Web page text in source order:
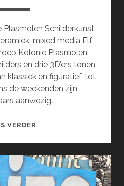
Schilderkunst,
mixed media Elf
Kolonie Plasmolen,
en drie 3D’ers tonen
klassiek en figuratief, tot
de weekenden zijn
aanwezig…
VERDER